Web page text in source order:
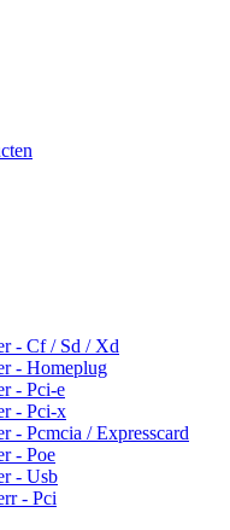
- Cf / Sd / Xd
- Homeplug
- Pci-e
- Pci-x
- Pcmcia / Expresscard
- Poe
- Usb
- Pci